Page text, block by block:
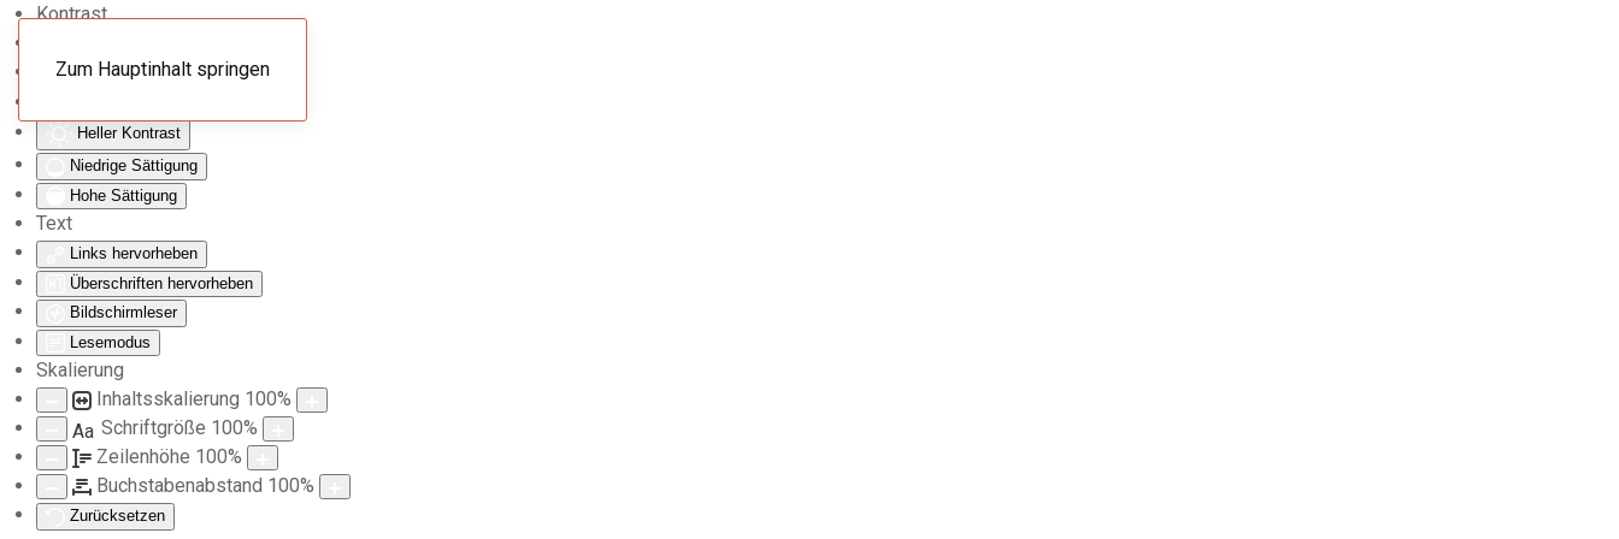
Kontrast
Monochrom
Heller Kontrast
Niedrige Sättigung
Hohe Sättigung
Text
Links hervorheben
Überschriften hervorheben
Bildschirmleser
Lesemodus
Skalierung
Inhaltsskalierung 100%
Aa Schriftgröße 100%
Zeilenhöhe 100%
Buchstabenabstand 100%
Zurücksetzen
Zum Hauptinhalt springen